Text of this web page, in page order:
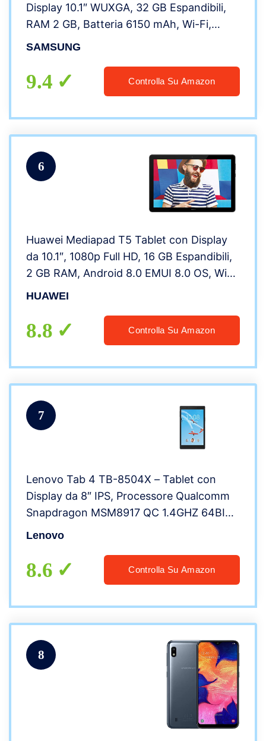
Display 10.1″ WUXGA, 32 GB Espandibili,
RAM 2 GB, Batteria 6150 mAh, Wi-Fi,
Android 9 Pie, Black [Versione Italiana]
SAMSUNG
9.4 Controlla Su Amazon
6
Huawei Mediapad T5 Tablet con Display
da 10.1″, 1080p Full HD, 16 GB Espandibili,
2 GB RAM, Android 8.0 EMUI 8.0 OS, Wi-
Fi, Nero
HUAWEI
8.8 Controlla Su Amazon
7
Lenovo Tab 4 TB-8504X – Tablet con
Display da 8″ IPS, Processore Qualcomm
Snapdragon MSM8917 QC 1.4GHZ 64BIT,
2 GB di RAM, 16GB eMMC, Fotocamera
Focus, LTE, Nero
Lenovo
8.6 Controlla Su Amazon
8